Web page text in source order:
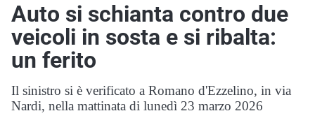
Auto si schianta contro due
veicoli in sosta e si ribalta:
un ferito
Il sinistro si è verificato a Romano d'Ezzelino, in via
Nardi, nella mattinata di lunedì 23 marzo 2026